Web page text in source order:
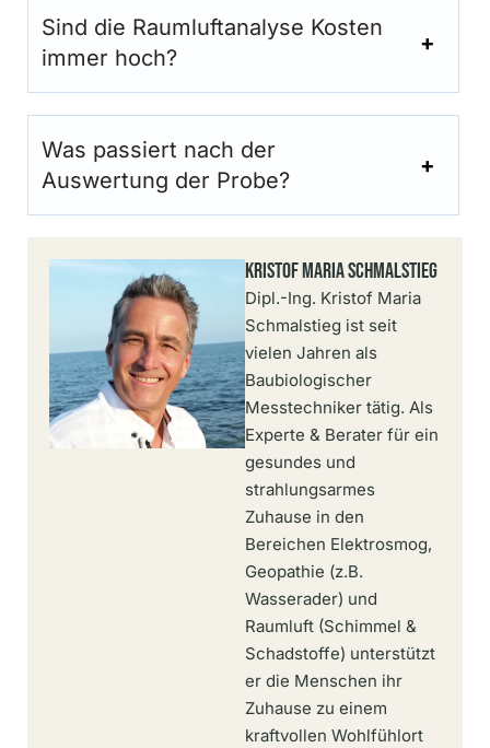
Sind die Raumluftanalyse Kosten
immer hoch?
Was passiert nach der
Auswertung der Probe?
Kristof Maria Schmalstieg
Dipl.-Ing. Kristof Maria
Schmalstieg ist seit
vielen Jahren als
Baubiologischer
Messtechniker tätig. Als
Experte & Berater für ein
gesundes und
strahlungsarmes
Zuhause in den
Bereichen Elektrosmog,
Geopathie (z.B.
Wasserader) und
Raumluft (Schimmel &
Schadstoffe) unterstützt
er die Menschen ihr
Zuhause zu einem
kraftvollen Wohlfühlort